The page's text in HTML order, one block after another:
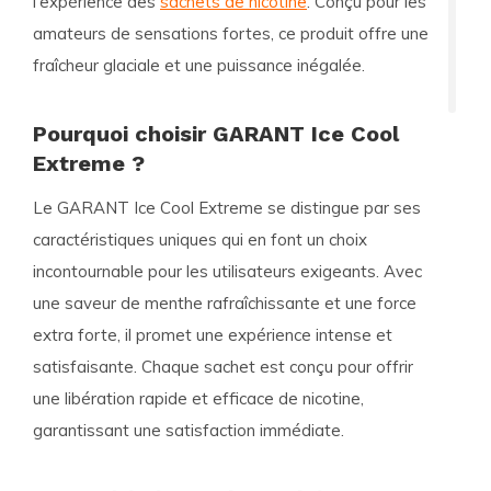
amateurs de sensations fortes, ce produit offre une
fraîcheur glaciale et une puissance inégalée.
Pourquoi choisir GARANT Ice Cool
Extreme ?
Le GARANT Ice Cool Extreme se distingue par ses
caractéristiques uniques qui en font un choix
incontournable pour les utilisateurs exigeants. Avec
une saveur de menthe rafraîchissante et une force
extra forte, il promet une expérience intense et
satisfaisante. Chaque sachet est conçu pour offrir
une libération rapide et efficace de nicotine,
garantissant une satisfaction immédiate.